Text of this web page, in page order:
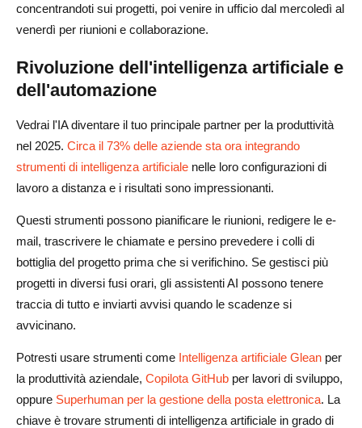
concentrandoti sui progetti, poi venire in ufficio dal mercoledì al
venerdì per riunioni e collaborazione.
Rivoluzione dell'intelligenza artificiale e
dell'automazione
Vedrai l'IA diventare il tuo principale partner per la produttività
nel 2025. Circa il 73% delle aziende sta ora integrando
strumenti di intelligenza artificiale nelle loro configurazioni di
lavoro a distanza e i risultati sono impressionanti.
Questi strumenti possono pianificare le riunioni, redigere le e-
mail, trascrivere le chiamate e persino prevedere i colli di
bottiglia del progetto prima che si verifichino. Se gestisci più
progetti in diversi fusi orari, gli assistenti AI possono tenere
traccia di tutto e inviarti avvisi quando le scadenze si
avvicinano.
Potresti usare strumenti come Intelligenza artificiale Glean per
la produttività aziendale, Copilota GitHub per lavori di sviluppo,
oppure Superhuman per la gestione della posta elettronica. La
chiave è trovare strumenti di intelligenza artificiale in grado di